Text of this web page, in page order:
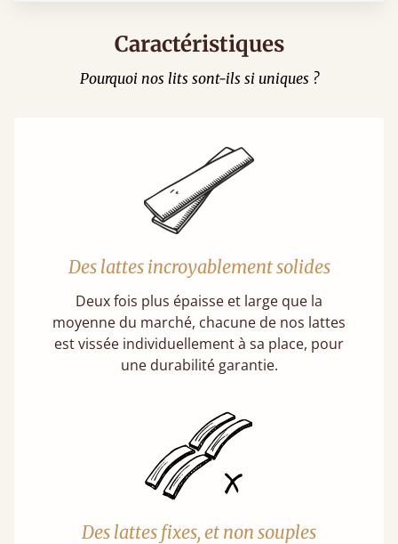
Caractéristiques
Pourquoi nos lits sont-ils si uniques ?
Des lattes incroyablement solides
Deux fois plus épaisse et large que la
moyenne du marché, chacune de nos lattes
est vissée individuellement à sa place, pour
une durabilité garantie.
Des lattes fixes, et non souples